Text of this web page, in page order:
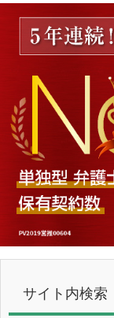
サイト内検索